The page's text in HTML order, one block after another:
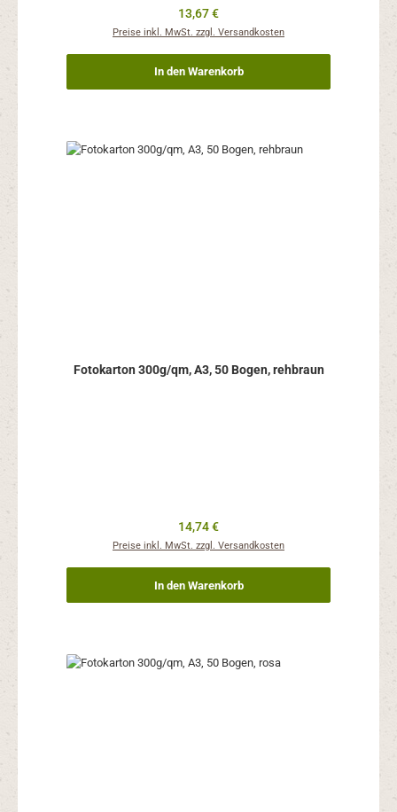
Regulärer Preis:
13,67 €
Preise inkl. MwSt. zzgl. Versandkosten
In den Warenkorb
Fotokarton 300g/qm, A3, 50 Bogen, rehbraun
Regulärer Preis:
14,74 €
Preise inkl. MwSt. zzgl. Versandkosten
In den Warenkorb